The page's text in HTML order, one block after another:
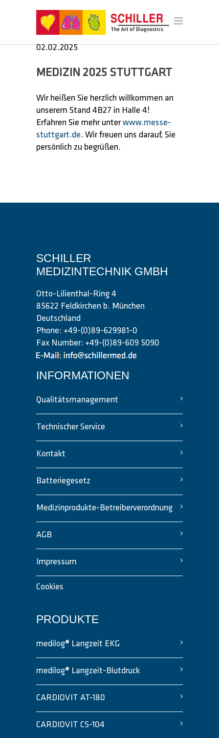
Veranstaltungszeitraum: 31.01.2025 -
02.02.2025
MEDIZIN 2025 STUTTGART
Wir heißen Sie herzlich willkommen an
unserem Stand 4B27 in Halle 4!
Erfahren Sie mehr unter www.messe-
stuttgart.de. Wir freuen uns darauf, Sie
persönlich zu begrüßen.
SCHILLER
MEDIZINTECHNIK GMBH
Otto-Lilienthal-Ring 4
85622 Feldkirchen b. München
Deutschland
Phone: +49-(0)89-629981-0
Fax Number: +49-(0)89-609 5090
INFORMATIONEN
Qualitätsmanagement
Technischer Service
Kontakt
Batteriegesetz
Medizinprodukte-Betreiberverordnung
AGB
Impressum
Cookies
PRODUKTE
medilog® Langzeit EKG
medilog® Langzeit-Blutdruck
CARDIOVIT AT-180
CARDIOVIT CS-104